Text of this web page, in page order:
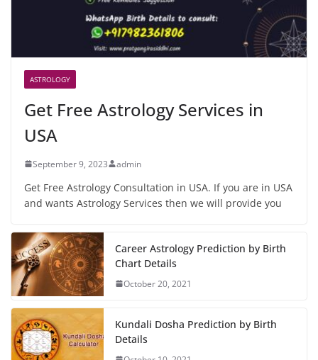
ASTROLOGY
Get Free Astrology Services in
USA
September 9, 2023 admin
Get Free Astrology Consultation in USA. If you are in USA
and wants Astrology Services then we will provide you
Career Astrology Prediction by Birth
Chart Details
October 20, 2021
Kundali Dosha Prediction by Birth
Details